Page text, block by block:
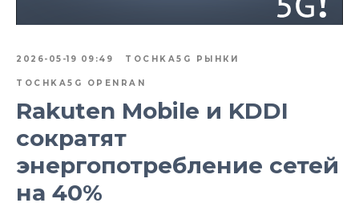
2026-05-19 09:49 TOCHKA5G РЫНКИ
TOCHKA5G OPENRAN
Rakuten Mobile и KDDI
сократят
энергопотребление сетей
на 40%